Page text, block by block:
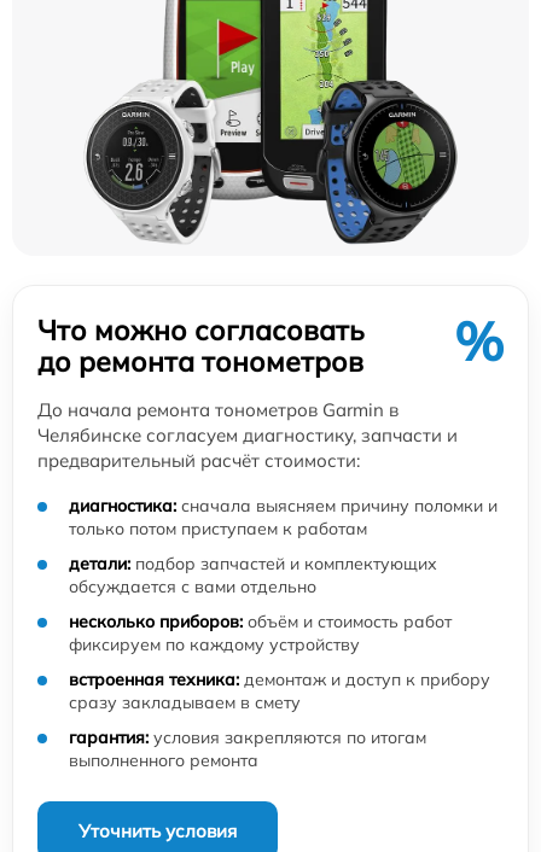
Что можно согласовать
до ремонта тонометров
%
До начала ремонта тонометров Garmin в
Челябинске согласуем диагностику, запчасти и
предварительный расчёт стоимости:
диагностика: сначала выясняем причину поломки и
только потом приступаем к работам
детали: подбор запчастей и комплектующих
обсуждается с вами отдельно
несколько приборов: объём и стоимость работ
фиксируем по каждому устройству
встроенная техника: демонтаж и доступ к прибору
сразу закладываем в смету
гарантия: условия закрепляются по итогам
выполненного ремонта
Уточнить условия